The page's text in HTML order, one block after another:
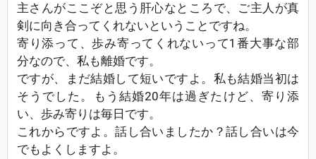
主さんがここぞと思う肝心なところで、ご主人が真
剣に向き合ってくれないということですね。
寄り添って、歩み寄ってくれないって1番大事な部
分なので、私も離婚です。
ですが、まだ結婚して短いですよ。私も結婚当初は
そうでした。もう結婚20年は過ぎたけど、寄り添
い、歩み寄りは毎日です。
これからですよ。話し合いましたか？話し合いは今
でもよくしますよ。